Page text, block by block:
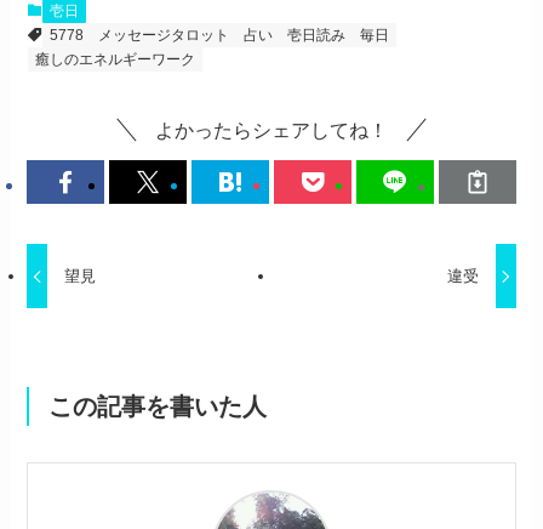
壱日
5778
メッセージタロット 占い 壱日読み
毎日
癒しのエネルギーワーク
よかったらシェアしてね！
望見 違受
この記事を書いた人